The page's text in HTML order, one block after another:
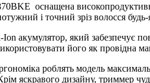
оснащена
і точний зріз волосся будь-
Ion акумулятор, який забезпечує
його як провідна
роблять модель
яскравого дизайну, триммер